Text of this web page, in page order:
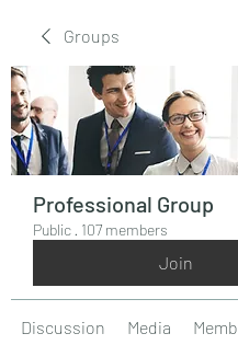
Groups
Professional Group
Public · 107 members
Join
Discussion Media